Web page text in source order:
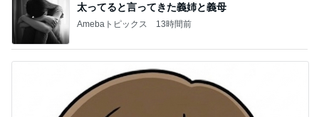
太ってると言ってきた義姉と義母
Amebaトピックス 13時間前